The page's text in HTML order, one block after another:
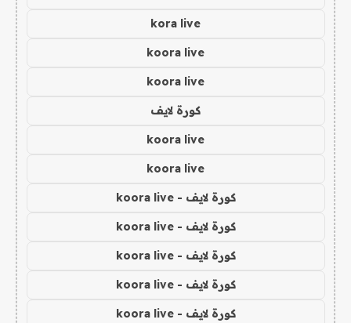
kora live
koora live
koora live
كورة لايف
koora live
koora live
كورة لايف - koora live
كورة لايف - koora live
كورة لايف - koora live
كورة لايف - koora live
كورة لايف - koora live